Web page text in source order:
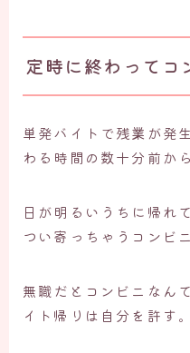
定時に終わってコ
単発バイトで残業が発
わる時間の数十分前か
日が明るいうちに帰れ
つい寄っちゃうコンビニ
無職だとコンビニなん
イト帰りは自分を許す。